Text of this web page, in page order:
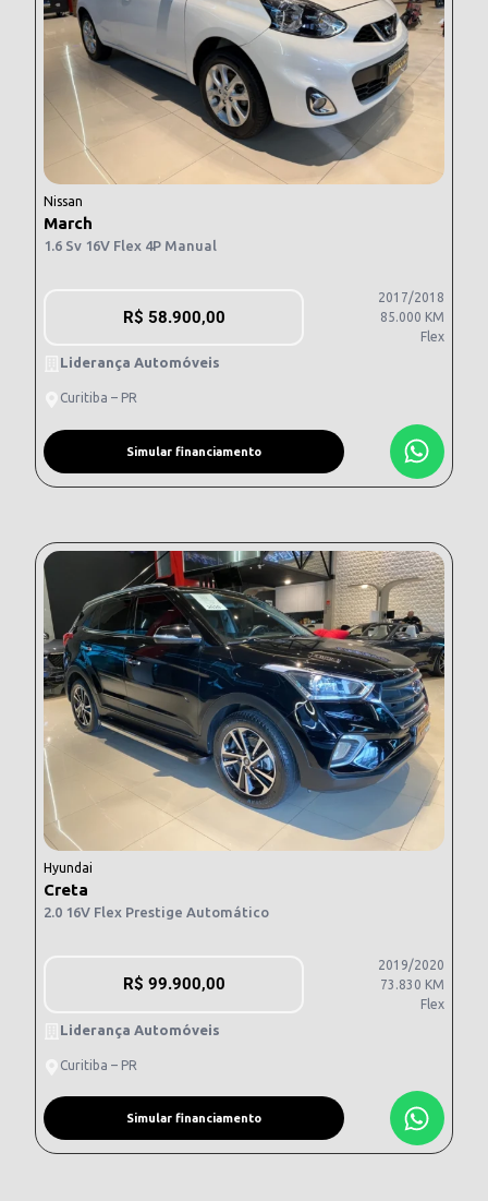
Nissan
March
1.6 Sv 16V Flex 4P Manual
R$ 58.900,00
2017/2018
85.000 KM
Flex
Liderança Automóveis
Curitiba – PR
Simular financiamento
Hyundai
Creta
2.0 16V Flex Prestige Automático
R$ 99.900,00
2019/2020
73.830 KM
Flex
Liderança Automóveis
Curitiba – PR
Simular financiamento